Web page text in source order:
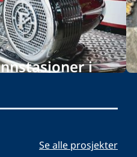
i
Se alle prosjekter